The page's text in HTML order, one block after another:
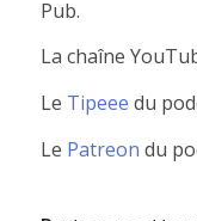
Pub.
La chaîne
Le Tipeee du
Le Patreon du